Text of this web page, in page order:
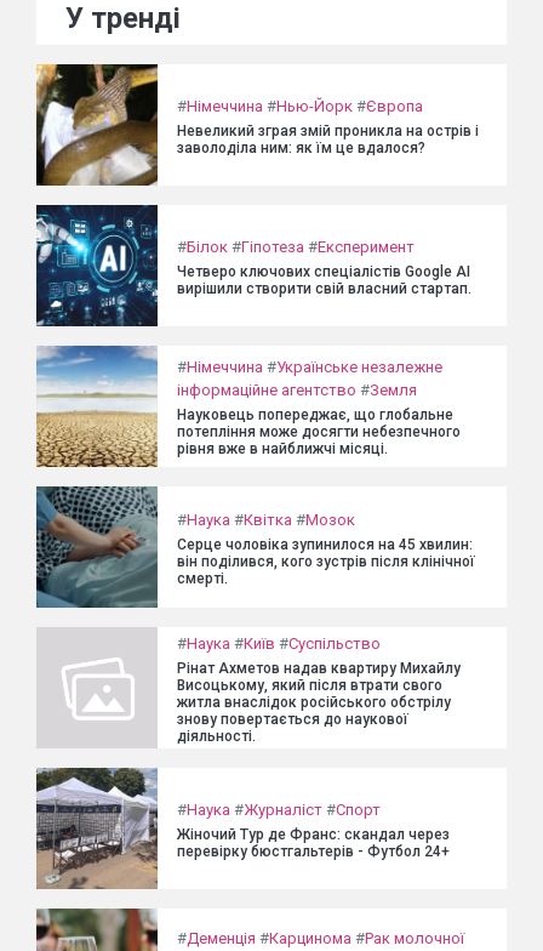
У тренді
#Німеччина #Нью-Йорк #Європа
Невеликий зграя змій проникла на острів і
заволоділа ним: як їм це вдалося?
#Білок #Гіпотеза #Експеримент
Четверо ключових спеціалістів Google AI
вирішили створити свій власний стартап.
#Німеччина #Українське незалежне
інформаційне агентство #Земля
Науковець попереджає, що глобальне
потепління може досягти небезпечного
рівня вже в найближчі місяці.
#Наука #Квітка #Мозок
Серце чоловіка зупинилося на 45 хвилин:
він поділився, кого зустрів після клінічної
смерті.
#Наука #Київ #Суспільство
Рінат Ахметов надав квартиру Михайлу
Висоцькому, який після втрати свого
житла внаслідок російського обстрілу
знову повертається до наукової
діяльності.
#Наука #Журналіст #Спорт
Жіночий Тур де Франс: скандал через
перевірку бюстгальтерів - Футбол 24+
#Деменція #Карцинома #Рак молочної